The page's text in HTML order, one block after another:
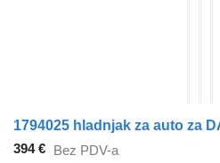
1794025 hladnjak za auto za
394 € Bez PDV-a